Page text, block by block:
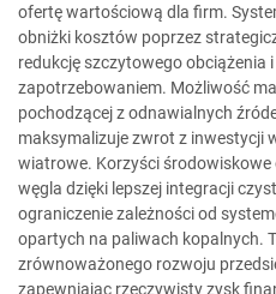
ofertę wartościową dla firm.
obniżki kosztów poprzez
redukcję szczytowego obciążenia
zapotrzebowaniem. Możliwość
pochodzącej z odnawialnych
maksymalizuje zwrot z inwestycji
wiatrowe. Korzyści środowiskowe
węgla dzięki lepszej integracji
ograniczenie zależności od
opartych na paliwach kopalnych.
zrównoważonego rozwoju
zapewniając rzeczywisty zysk